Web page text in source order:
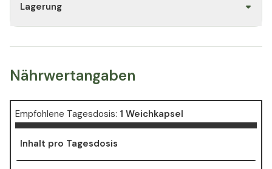
Lagerung
Nährwertangaben
Empfohlene Tagesdosis: 1 Weichkapsel
Inhalt pro Tagesdosis